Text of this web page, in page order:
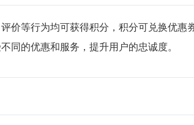
价等行为均可获得积分，积分可兑换优惠
同的优惠和服务，提升用户的忠诚度。